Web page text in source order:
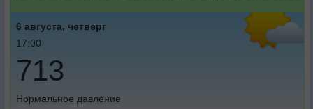
6 августа, четверг
17:00
713
Нормальное давление